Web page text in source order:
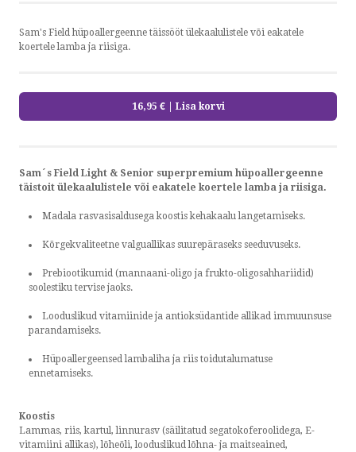
Sam's Field hüpoallergeenne täissööt ülekaalulistele või eakatele
koertele lamba ja riisiga.
16,95 € | Lisa korvi
Sam´s Field Light & Senior superpremium hüpoallergeenne
täistoit ülekaalulistele või eakatele koertele lamba ja riisiga.
Madala rasvasisaldusega koostis kehakaalu langetamiseks.
Kõrgekvaliteetne valguallikas suurepäraseks seeduvuseks.
Prebiootikumid (mannaani-oligo ja frukto-oligosahhariidid)
soolestiku tervise jaoks.
Looduslikud vitamiinide ja antioksüdantide allikad immuunsuse
parandamiseks.
Hüpoallergeensed lambaliha ja riis toidutalumatuse
ennetamiseks.
Koostis
Lammas, riis, kartul, linnurasv (säilitatud segatokoferoolidega, E-
vitamiini allikas), lõheõli, looduslikud lõhna- ja maitseained,